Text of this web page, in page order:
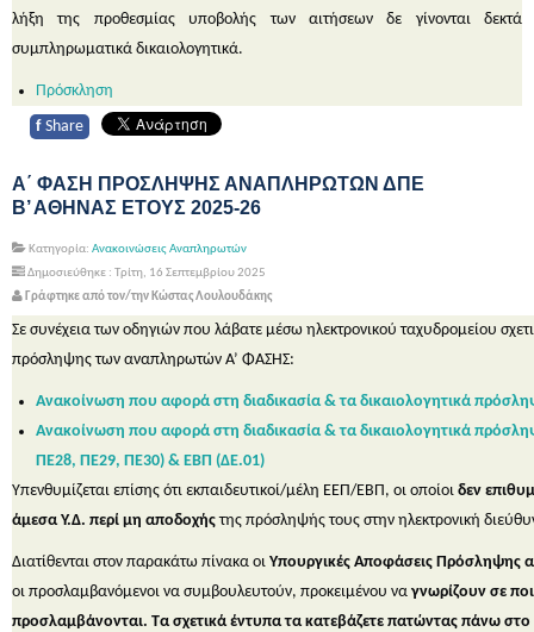
λήξη της προθεσμίας υποβολής των αιτήσεων δε γίνονται δεκτά
συμπληρωματικά δικαιολογητικά.
Πρόσκληση
f Share
Α΄ ΦΑΣΗ ΠΡΟΣΛΗΨΗΣ ΑΝΑΠΛΗΡΩΤΩΝ ΔΠΕ
Β’ ΑΘΗΝΑΣ ΕΤΟΥΣ 2025-26
Κατηγορία: Ανακοινώσεις Αναπληρωτών
Δημοσιεύθηκε : Τρίτη, 16 Σεπτεμβρίου 2025
Γράφτηκε από τον/την Κώστας Λουλουδάκης
Σε συνέχεια των οδηγιών που λάβατε μέσω ηλεκτρονικού ταχυδρομείου
πρόσληψης των αναπληρωτών Α’ ΦΑΣΗΣ:
Ανακοίνωση που αφορά στη διαδικασία & τα δικαιολογητικά
Ανακοίνωση που αφορά στη διαδικασία & τα δικαιολογητικά
ΠΕ28, ΠΕ29, ΠΕ30) & ΕΒΠ (ΔΕ.01)
Υπενθυμίζεται επίσης ότι εκπαιδευτικοί/μέλη ΕΕΠ/ΕΒΠ, οι οποίοι δεν
άμεσα Υ.Δ. περί μη αποδοχήςτης πρόσληψής τους στην ηλεκτρονική
Διατίθενται στον παρακάτω πίνακα οι Υπουργικές Αποφάσεις Πρόσληψης
οι προσλαμβανόμενοι να συμβουλευτούν, προκειμένου να γνωρίζουν σε
προσλαμβάνονται. Τα σχετικά έντυπα τα κατεβάζετε πατώντας πάνω